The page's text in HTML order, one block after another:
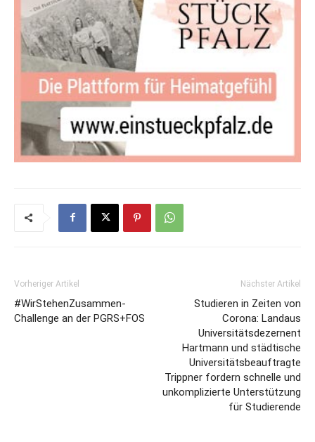
Vorheriger Artikel
#WirStehenZusammen-
Challenge an der PGRS+FOS
Nächster Artikel
Studieren in Zeiten von
Corona: Landaus
Universitätsdezernent
Hartmann und städtische
Universitätsbeauftragte
Trippner fordern schnelle und
unkomplizierte Unterstützung
für Studierende